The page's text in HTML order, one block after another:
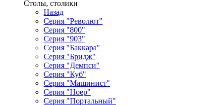
Столы, столики
Назад
Серия "Револют"
Серия "800"
Серия "903"
Серия "Баккара"
Серия "Бридж"
Серия "Демпси"
Серия "Куб"
Серия "Машинист"
Серия "Ноер"
Серия "Портальный"